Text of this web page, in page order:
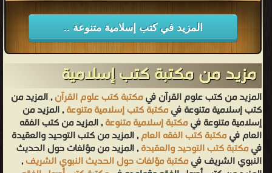
المزيد في كتب إسلامية متنوعة ..
مزيد من مكتبة كتب إسلامية
المزيد من كتب علوم القرآن فيمكتبة كتب علوم القرآن, المزيد من
كتب إسلامية متنوعة فيمكتبة كتب إسلامية متنوعة, المزيد من
إسلامية متنوعة فيمكتبة إسلامية متنوعة, المزيد من كتب الفقه
العام فيمكتبة كتب الفقه العام, المزيد من كتب التوحيد والعقيدة
فيمكتبة كتب التوحيد والعقيدة, المزيد من مؤلفات حول الحديث
النبوي الشريف فيمكتبة مؤلفات حول الحديث النبوي الشريف,